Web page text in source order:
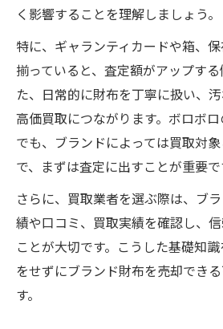
付属品なしでも買取額を
保証書や箱がブランド
響
付属品の有無による査定
ブランド財布買取時に付
夫
壊れたブランド財布の買取が
壊れたブランド財布でも
破損したブランド財布の
説
買取で評価される壊れた
く影響することを理解しましょう。
特に、ギャランティカードや箱、
揃っていると、査定額がアップす
た、日常的に財布を丁寧に扱い、
高価買取につながります。ボロボ
でも、ブランドによっては買取対
で、まずは査定に出すことが重要で
さらに、買取業者を選ぶ際は、ブ
績や口コミ、買取実績を確認し、
ことが大切です。こうした基礎知
をせずにブランド財布を売却でき
す。